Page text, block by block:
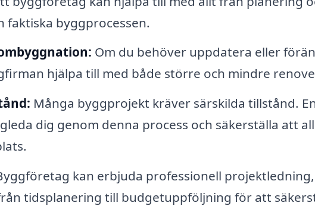
faktiska byggprocessen.
Om du behöver uppdatera eller
hjälpa till med både större och mindre
Många byggprojekt kräver särskilda tillstånd.
dig genom denna process och säkerställa att
kan erbjuda professionell
tidsplanering till budgetuppföljning för att